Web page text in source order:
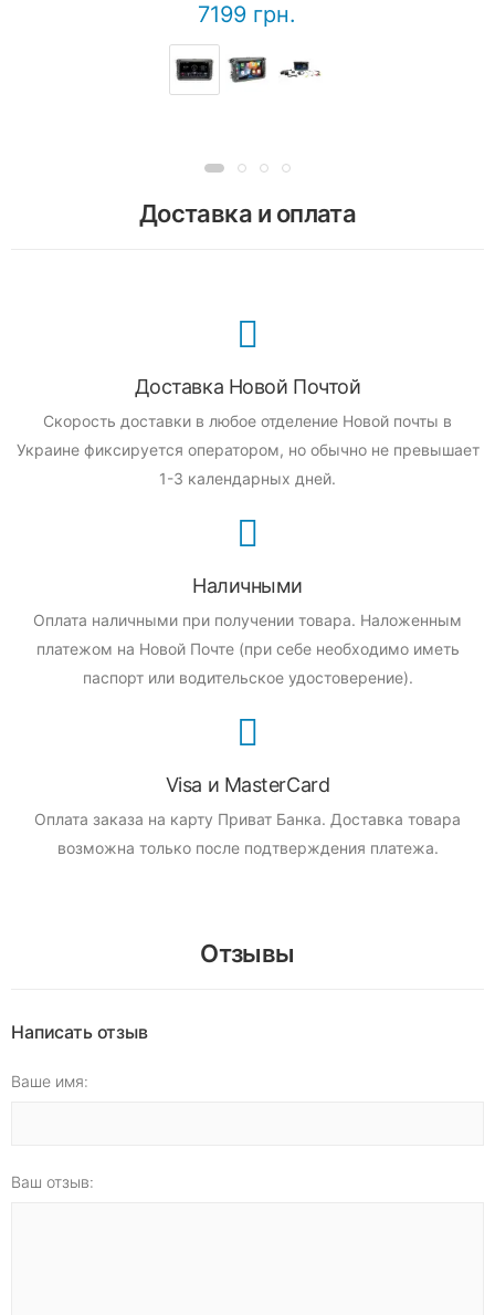
7199 грн.
Доставка и оплата
Доставка Новой Почтой
Скорость доставки в любое отделение Новой почты в
Украине фиксируется оператором, но обычно не превышает
1-3 календарных дней.
Наличными
Оплата наличными при получении товара. Наложенным
платежом на Новой Почте (при себе необходимо иметь
паспорт или водительское удостоверение).
Visa и MasterCard
Оплата заказа на карту Приват Банка. Доставка товара
возможна только после подтверждения платежа.
Отзывы
Написать отзыв
Ваше имя:
Ваш отзыв: